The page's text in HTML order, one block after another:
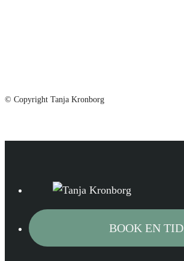
© Copyright Tanja Kronborg
BOOK EN TID